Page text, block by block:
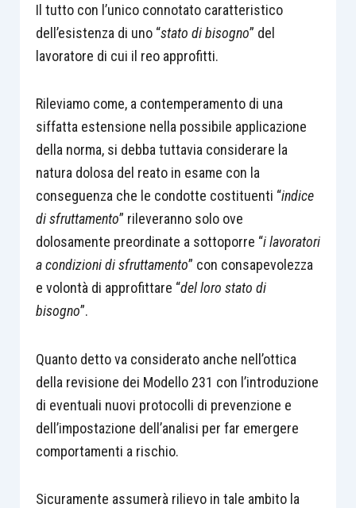
Il tutto con l’unico connotato caratteristico
dell’esistenza di uno “stato di bisogno” del
lavoratore di cui il reo approfitti.
Rileviamo come, a contemperamento di una
siffatta estensione nella possibile applicazione
della norma, si debba tuttavia considerare la
natura dolosa del reato in esame con la
conseguenza che le condotte costituenti “indice
di sfruttamento” rileveranno solo ove
dolosamente preordinate a sottoporre “i lavoratori
a condizioni di sfruttamento” con consapevolezza
e volontà di approfittare “del loro stato di
bisogno”.
Quanto detto va considerato anche nell’ottica
della revisione dei Modello 231 con l’introduzione
di eventuali nuovi protocolli di prevenzione e
dell’impostazione dell’analisi per far emergere
comportamenti a rischio.
Sicuramente assumerà rilievo in tale ambito la